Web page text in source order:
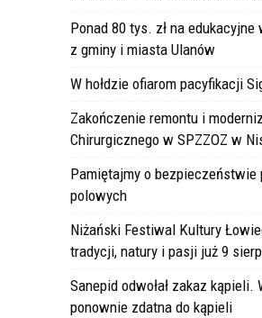
Ponad 80 tys. zł na
z gminy i miasta Ulanów
W hołdzie ofiarom pacyfikacji
Zakończenie remontu i
Chirurgicznego w SPZZOZ w
Pamiętajmy o bezpieczeństwie
polowych
Niżański Festiwal Kultury
tradycji, natury i pasji już 9
Sanepid odwołał zakaz
ponownie zdatna do kąpieli